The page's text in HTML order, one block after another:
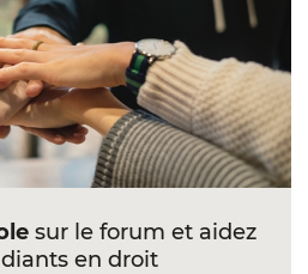
sur le forum et aidez
en droit